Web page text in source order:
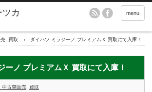
menu
買取 ダイハツ ミラジーノ プレミアムＸ 買取にて入庫！
ーノ プレミアムＸ 買取にて入庫！
中古車販売 買取